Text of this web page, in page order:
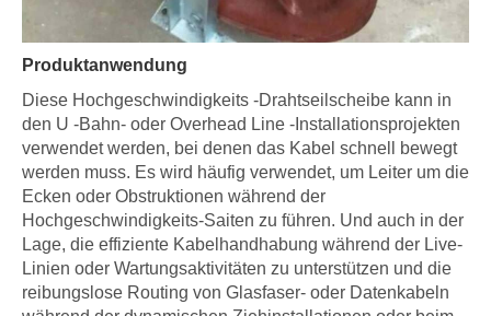
Produktanwendung
Diese Hochgeschwindigkeits -Drahtseilscheibe kann in
den U -Bahn- oder Overhead Line -Installationsprojekten
verwendet werden, bei denen das Kabel schnell bewegt
werden muss. Es wird häufig verwendet, um Leiter um die
Ecken oder Obstruktionen während der
Hochgeschwindigkeits-Saiten zu führen. Und auch in der
Lage, die effiziente Kabelhandhabung während der Live-
Linien oder Wartungsaktivitäten zu unterstützen und die
reibungslose Routing von Glasfaser- oder Datenkabeln